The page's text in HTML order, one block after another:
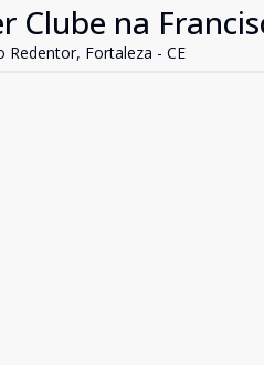
Clube na
Redentor, Fortaleza - CE